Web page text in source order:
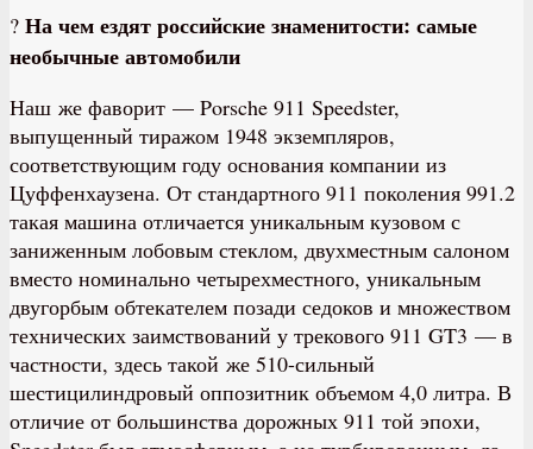
? На чем ездят российские знаменитости: самые
необычные автомобили
Наш же фаворит — Porsche 911 Speedster,
выпущенный тиражом 1948 экземпляров,
соответствующим году основания компании из
Цуффенхаузена. От стандартного 911 поколения 991.2
такая машина отличается уникальным кузовом с
заниженным лобовым стеклом, двухместным салоном
вместо номинально четырехместного, уникальным
двугорбым обтекателем позади седоков и множеством
технических заимствований у трекового 911 GT3 — в
частности, здесь такой же 510-сильный
шестицилиндровый оппозитник объемом 4,0 литра. В
отличие от большинства дорожных 911 той эпохи,